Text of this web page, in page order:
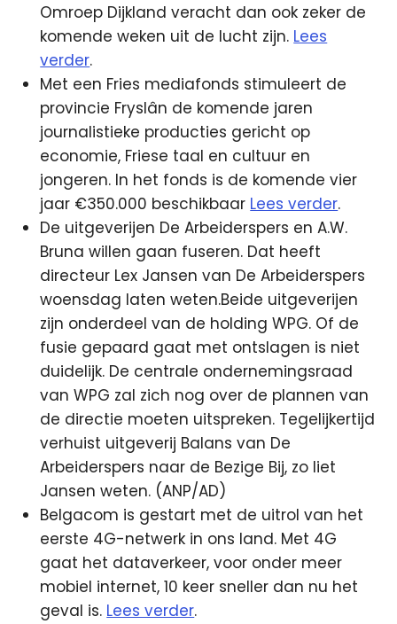
Omroep Dijkland veracht dan ook zeker de
komende weken uit de lucht zijn. Lees
verder.
Met een Fries mediafonds stimuleert de
provincie Fryslân de komende jaren
journalistieke producties gericht op
economie, Friese taal en cultuur en
jongeren. In het fonds is de komende vier
jaar €350.000 beschikbaar Lees verder.
De uitgeverijen De Arbeiderspers en A.W.
Bruna willen gaan fuseren. Dat heeft
directeur Lex Jansen van De Arbeiderspers
woensdag laten weten.Beide uitgeverijen
zijn onderdeel van de holding WPG. Of de
fusie gepaard gaat met ontslagen is niet
duidelijk. De centrale ondernemingsraad
van WPG zal zich nog over de plannen van
de directie moeten uitspreken. Tegelijkertijd
verhuist uitgeverij Balans van De
Arbeiderspers naar de Bezige Bij, zo liet
Jansen weten. (ANP/AD)
Belgacom is gestart met de uitrol van het
eerste 4G-netwerk in ons land. Met 4G
gaat het dataverkeer, voor onder meer
mobiel internet, 10 keer sneller dan nu het
geval is. Lees verder.